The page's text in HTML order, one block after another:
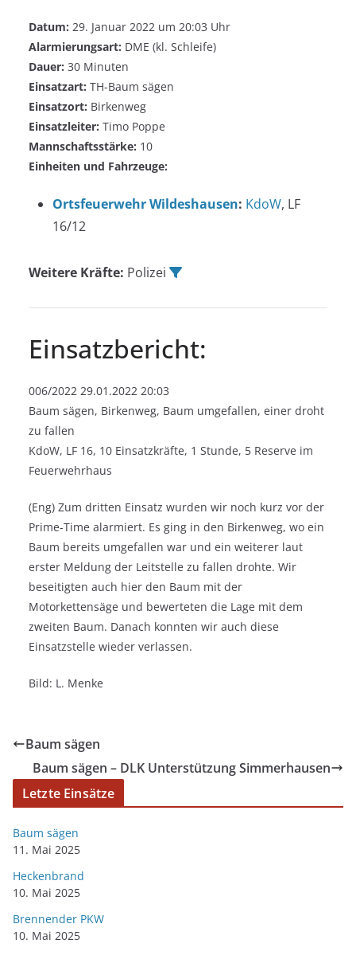
Datum: 29. Januar 2022 um 20:03 Uhr
Alarmierungsart: DME (kl. Schleife)
Dauer: 30 Minuten
Einsatzart: TH-Baum sägen
Einsatzort: Birkenweg
Einsatzleiter: Timo Poppe
Mannschaftsstärke: 10
Einheiten und Fahrzeuge:
Ortsfeuerwehr Wildeshausen: KdoW, LF
16/12
Weitere Kräfte: Polizei
Einsatzbericht:
006/2022 29.01.2022 20:03
Baum sägen, Birkenweg, Baum umgefallen, einer droht
zu fallen
KdoW, LF 16, 10 Einsatzkräfte, 1 Stunde, 5 Reserve im
Feuerwehrhaus
(Eng) Zum dritten Einsatz wurden wir noch kurz vor der
Prime-Time alarmiert. Es ging in den Birkenweg, wo ein
Baum bereits umgefallen war und ein weiterer laut
erster Meldung der Leitstelle zu fallen drohte. Wir
beseitigten auch hier den Baum mit der
Motorkettensäge und bewerteten die Lage mit dem
zweiten Baum. Danach konnten wir auch diese
Einsatzstelle wieder verlassen.
Bild: L. Menke
Baum sägen
Baum sägen – DLK Unterstützung Simmerhausen
Letzte Einsätze
Baum sägen
11. Mai 2025
Heckenbrand
10. Mai 2025
Brennender PKW
10. Mai 2025